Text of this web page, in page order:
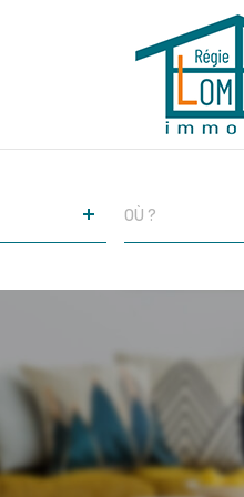
RÉFÉRENCE